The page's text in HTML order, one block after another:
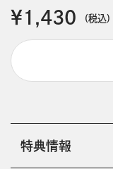
￥1,430 (税込)
特典情報